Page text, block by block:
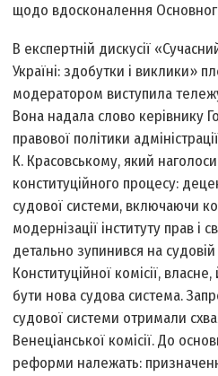
щодо вдосконалення
В експертній дискусії
Україні: здобутки і виклики»
модератором виступила
Вона надала слово керівнику
правової політики
К. Красовському, який
конституційного процесу:
судової системи, включаючи
модернізації інституту прав і
детально зупинився на
Конституційної комісії,
бути нова судова система.
судової системи отримали
Венеціанської комісії. До
реформи належать: